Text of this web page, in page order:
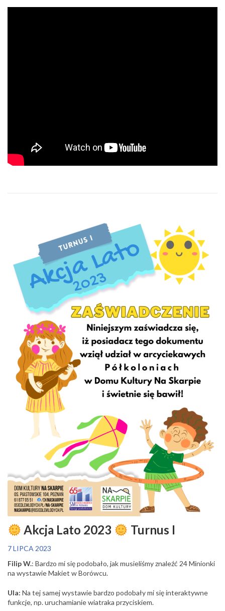
Akcja Lato 2023 Turnus I
7 LIPCA 2023
Filip W.: Bardzo mi się podobało, jak musieliśmy znaleźć 24 Minionki
na wystawie Makiet w Borówcu.
Ula: Na tej samej wystawie bardzo podobały mi się interaktywne
funkcje, np. uruchamianie wiatraka przyciskiem.